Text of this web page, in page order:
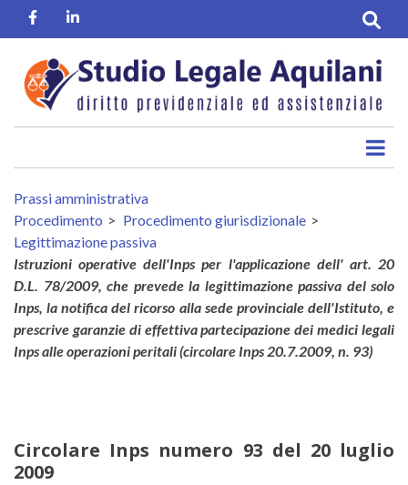
contenuto
principale
FacebookLinkedin
Prassi amministrativa
Procedimento
Procedimento giurisdizionale
Legittimazione passiva
Istruzioni operative dell'Inps per l'applicazione dell' art. 20
D.L. 78/2009, che prevede la legittimazione passiva del solo
Inps, la notifica del ricorso alla sede provinciale dell'Istituto, e
prescrive garanzie di effettiva partecipazione dei medici legali
Inps alle operazioni peritali (circolare Inps 20.7.2009, n. 93)
Circolare Inps numero 93 del 20 luglio
2009